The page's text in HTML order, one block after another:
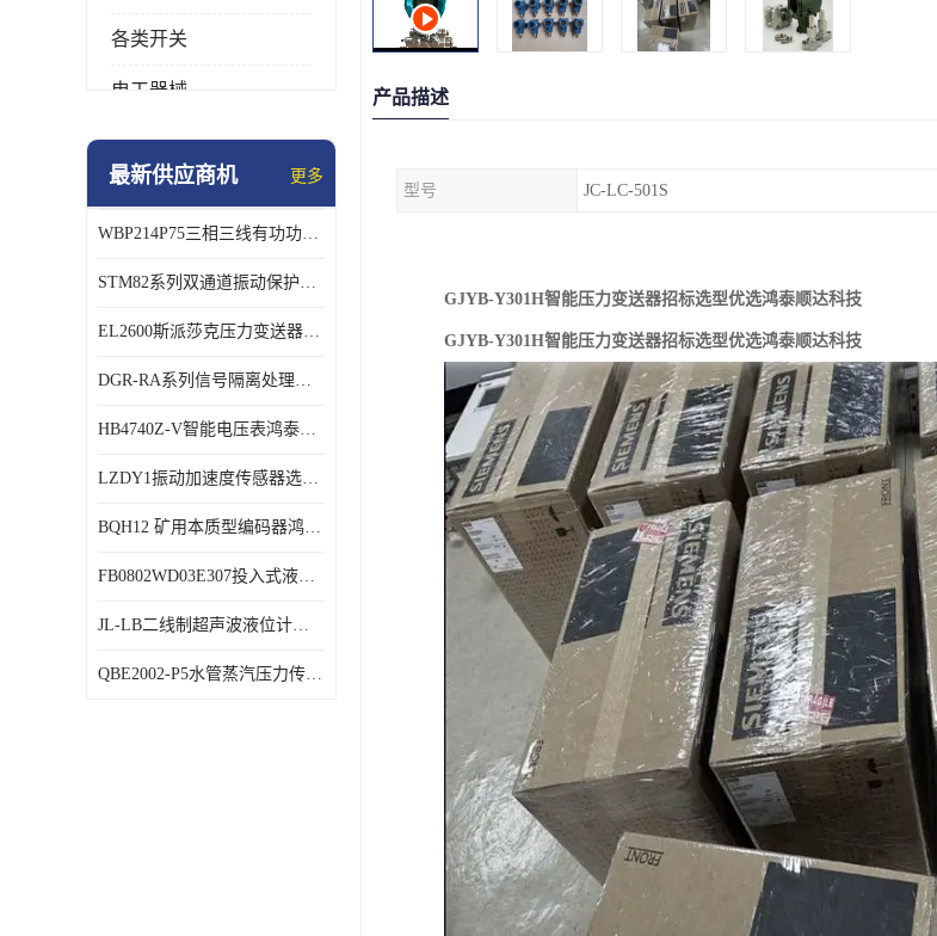
各类开关
电工器械
模块化产品
特殊用处传感器
特殊用途变送器
最新供应商机 更多
WBP214P75三相三线有功功率传感器鸿泰顺达产品稳定性好
STM82系列双通道振动保护表鸿泰产品技术规格
EL2600斯派莎克压力变送器技术规格
DGR-RA系列信号隔离处理器鸿泰产品技术规格
HB4740Z-V智能电压表鸿泰产品外形美观大方
LZDY1振动加速度传感器选型资料
BQH12 矿用本质型编码器鸿泰产品实物展示
FB0802WD03E307投入式液位计鸿泰产品选型参数
JL-LB二线制超声波液位计鸿泰产品外形美观大方
QBE2002-P5水管蒸汽压力传感器西门子产品技术规格
产品描述
型号 JC-LC-501S
GJYB-Y301H智能压力变送器招标选型优选鸿泰顺达科技
GJYB-Y301H智能压力变送器招标选型优选鸿泰顺达科技